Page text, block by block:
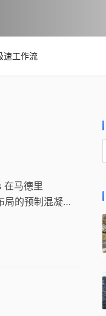
速工作流
马德里
的预制混凝土